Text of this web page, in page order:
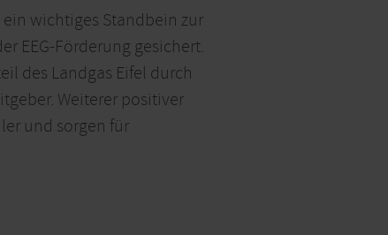
wichtiges Standbein zur
EEG-Förderung gesichert.
des Landgas Eifel durch
Weiterer positiver
und sorgen für